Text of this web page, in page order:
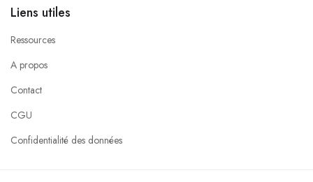
Liens utiles
Ressources
A propos
Contact
CGU
Confidentialité des données